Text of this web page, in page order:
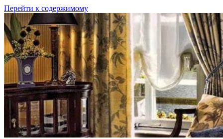
Перейти к содержимому